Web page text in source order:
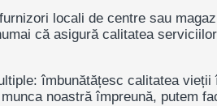
locali de centre sau
că asigură calitatea
îmbunătățesc calitatea
noastră împreună, putem